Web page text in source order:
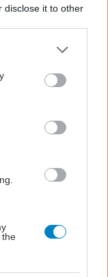
disclose it to other
or more Google
You may click to
party tags to
in below Google
the
των
για τις
γίγαντες της
αλυσίδας
με την
της
στα
της χώρας